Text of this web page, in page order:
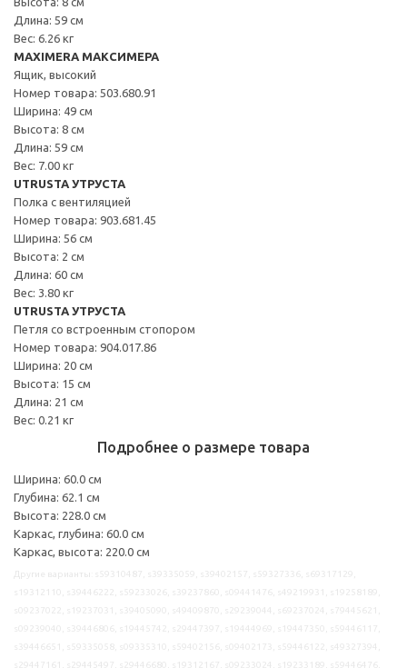
Длина: 59 см
Вес: 6.26 кг
MAXIMERA МАКСИМЕРА
Ящик, высокий
Номер товара: 503.680.91
Ширина: 49 см
Высота: 8 см
Длина: 59 см
Вес: 7.00 кг
UTRUSTA УТРУСТА
Полка с вентиляцией
Номер товара: 903.681.45
Ширина: 56 см
Высота: 2 см
Длина: 60 см
Вес: 3.80 кг
UTRUSTA УТРУСТА
Петля со встроенным стопором
Номер товара: 904.017.86
Ширина: 20 см
Высота: 15 см
Длина: 21 см
Вес: 0.21 кг
Подробнее о размере товара
Ширина: 60.0 см
Глубина: 62.1 см
Высота: 228.0 см
Каркас, глубина: 60.0 см
Каркас, высота: 220.0 см